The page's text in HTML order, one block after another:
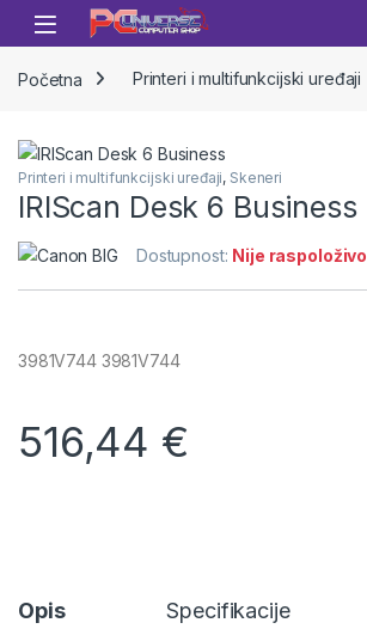
Skip to navigation
Skip to content
Open
Početna Printeri i multifunkcijski uređaji
Printeri i multifunkcijski uređaji, Skeneri
IRIScan Desk 6 Business
Dostupnost: Nije raspoloživo
3981V744 3981V744
516,44 €
Opis Specifikacije